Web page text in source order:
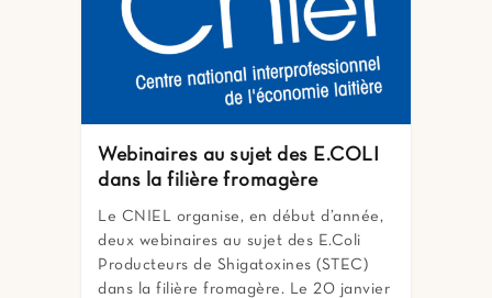
Webinaires au sujet des E.COLI
dans la filière fromagère
Le CNIEL organise, en début d’année,
deux webinaires au sujet des E.Coli
Producteurs de Shigatoxines (STEC)
dans la filière fromagère. Le 20 janvier